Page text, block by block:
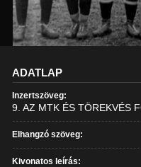
ADATLAP
Inzertszöveg:
9. AZ MTK ÉS TÖREKVÉS
Elhangzó szöveg:
Kivonatos leírás: